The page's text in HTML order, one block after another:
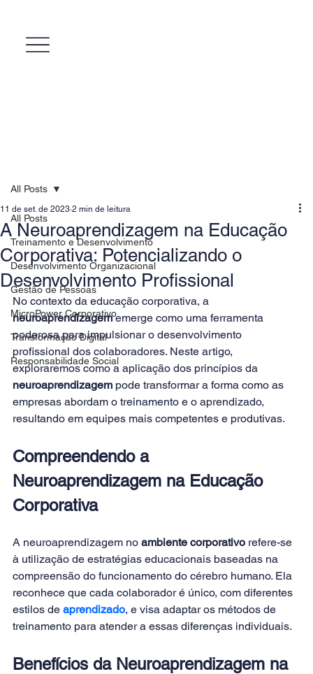
All Posts
Treinamento e Desenvolvimento
Desenvolvimento Organizacional
Gestão de Pessoas
MicroPower Corporativo
Transformação Digital
Responsabilidade Social
All Posts
A Neuroaprendizagem na Educação
Corporativa: Potencializando o
Desenvolvimento Profissional
11 de set. de 2023 2 min de leitura
No contexto da educação corporativa, a
neuroaprendizagem emerge como uma ferramenta
poderosa para impulsionar o desenvolvimento
profissional dos colaboradores. Neste artigo,
exploraremos como a aplicação dos princípios da
neuroaprendizagem pode transformar a forma como as
empresas abordam o treinamento e o aprendizado,
resultando em equipes mais competentes e produtivas.
Compreendendo a
Neuroaprendizagem na Educação
Corporativa
A neuroaprendizagem no ambiente corporativo refere-se
à utilização de estratégias educacionais baseadas na
compreensão do funcionamento do cérebro humano. Ela
reconhece que cada colaborador é único, com diferentes
estilos de aprendizado, e visa adaptar os métodos de
treinamento para atender a essas diferenças individuais.
Benefícios da Neuroaprendizagem na